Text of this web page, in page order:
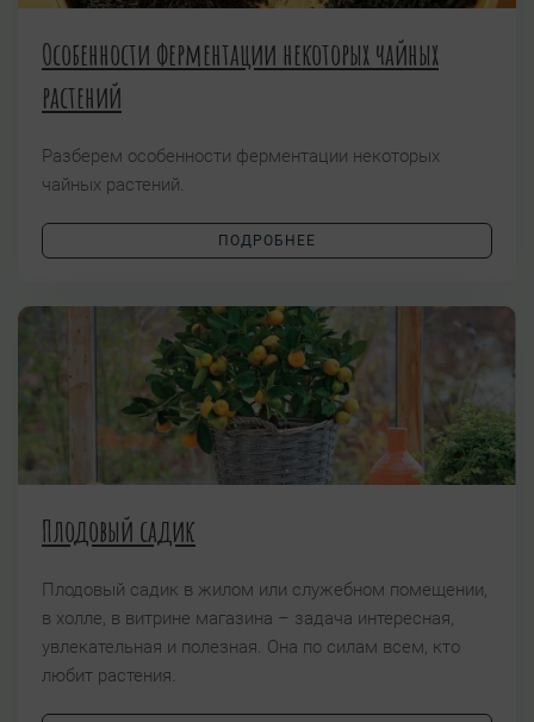
Особенности ферментации некоторых чайных
растений
Разберем особенности ферментации некоторых
чайных растений.
ПОДРОБНЕЕ
Плодовый садик
Плодовый садик в жилом или служебном помещении,
в холле, в витрине магазина – задача интересная,
увлекательная и полезная. Она по силам всем, кто
любит растения.